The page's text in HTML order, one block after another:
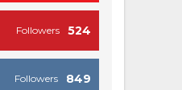
524
Followers
849
Followers